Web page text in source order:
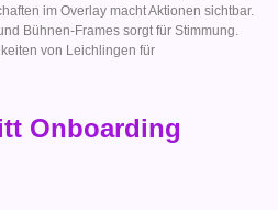
im Overlay macht Aktionen sichtbar.
Bühnen-Frames sorgt für Stimmung.
von Leichlingen für
Onboarding